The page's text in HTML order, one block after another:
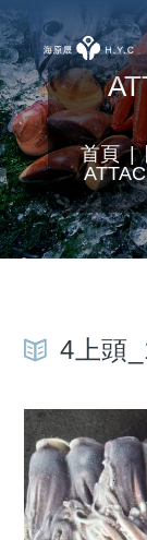
首頁
4上頭